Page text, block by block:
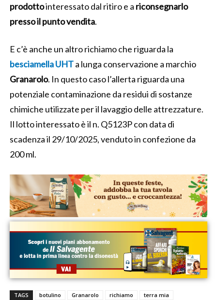
prodottointeressato dal ritiro e a riconsegnarlo
presso il punto vendita.
E c’è anche un altro richiamo che riguarda la
besciamella UHTa lunga conservazione a marchio
Granarolo. In questo caso l’allerta riguarda una
potenziale contaminazione da residui di sostanze
chimiche utilizzate per il lavaggio delle attrezzature.
Il lotto interessato è il n. Q5123P con data di
scadenza il 29/10/2025, venduto in confezione da
200 ml.
TAGS botulino Granarolo richiamo terra mia